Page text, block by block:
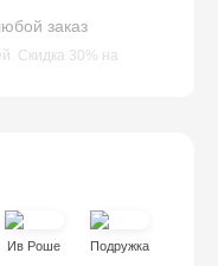
заказ
Скидка 30% на
Ив Роше Подружка